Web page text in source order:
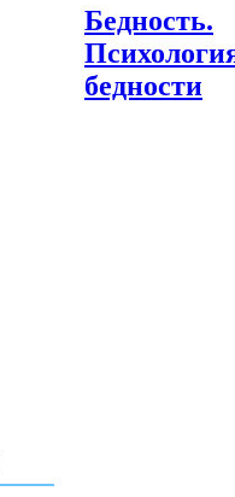
Бедность.
бедности